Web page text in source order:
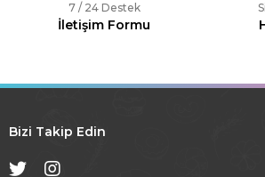
7 / 24 Destek
İletişim Formu
Bizi Takip Edin